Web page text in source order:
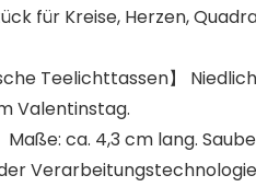
für Kreise, Herzen,
Teelichttassen】
Valentinstag.
Maße: ca. 4,3 cm lang.